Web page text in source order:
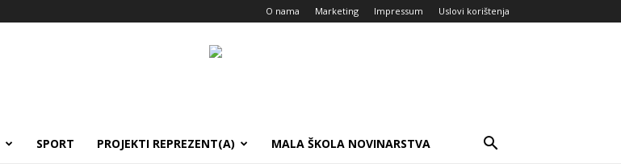
O nama Marketing Impressum Uslovi korištenja
SPORT PROJEKTI REPREZENT(A) MALA ŠKOLA NOVINARSTVA